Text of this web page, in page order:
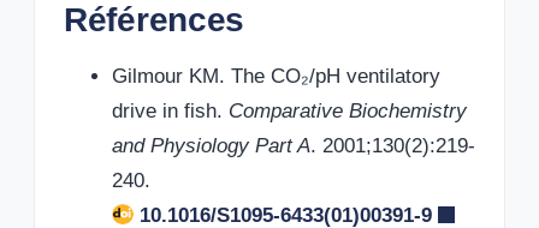
Références
Gilmour KM. The CO₂/pH ventilatory
drive in fish. Comparative Biochemistry
and Physiology Part A. 2001;130(2):219-
240.
10.1016/S1095-6433(01)00391-9